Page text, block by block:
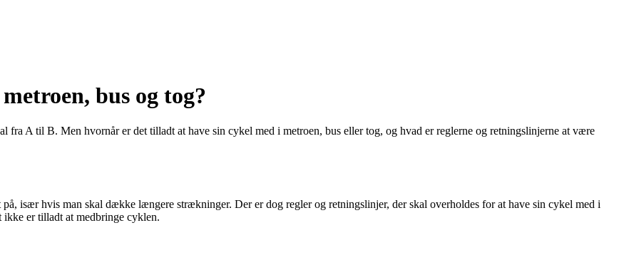
bus og tog?
A til B. Men hvornår er det tilladt at have sin cykel med i metroen, bus eller tog, og hvad er reglerne og retningslinjerne at være
især hvis man skal dække længere strækninger. Der er dog regler og retningslinjer, der skal overholdes for at have sin cykel med i
er tilladt at medbringe cyklen.